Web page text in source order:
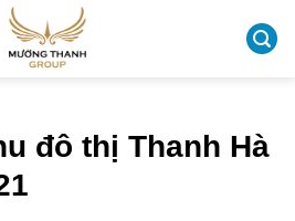
đô thị Thanh Hà